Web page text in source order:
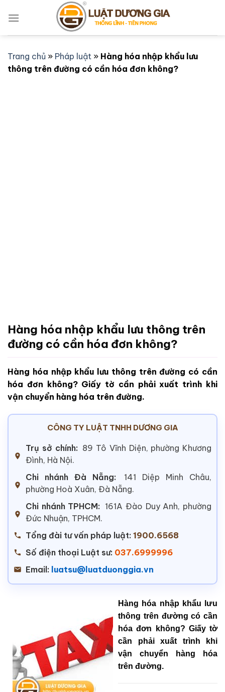
qua
Trang chủ » Pháp luật » Hàng hóa nhập khẩu lưu
thông trên đường có cần hóa đơn không?
Hàng hóa nhập khẩu lưu thông trên
đường có cần hóa đơn không?
Hàng hóa nhập khẩu lưu thông trên đường có cần
hóa đơn không? Giấy tờ cần phải xuất trình khi
vận chuyển hàng hóa trên đường.
CÔNG TY LUẬT TNHH DƯƠNG GIA
Trụ sở chính: 89 Tô Vĩnh Diện, phường Khương
Đình, Hà Nội.
Chi nhánh Đà Nẵng:
141 Diệp Minh Châu,
phường Hoà Xuân, Đà Nẵng.
Chi nhánh TPHCM: 161A Đào Duy Anh, phường
Đức Nhuận, TPHCM.
Tổng đài tư vấn pháp luật: 1900.6568
Số điện thoại Luật sư: 037.6999996
Email: luatsu@luatduonggia.vn
Hàng hóa nhập khẩu lưu
thông trên đường có cần
hóa đơn không? Giấy tờ
cần phải xuất trình khi
vận chuyển hàng hóa
trên đường.